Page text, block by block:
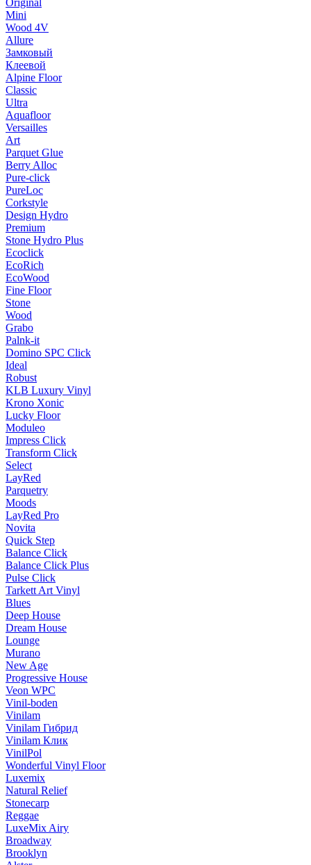
Original
Mini
Wood 4V
Allure
Замковый
Клеевой
Alpine Floor
Classic
Ultra
Aquafloor
Versailles
Art
Parquet Glue
Berry Alloc
Pure-click
PureLoc
Corkstyle
Design Hydro
Premium
Stone Hydro Plus
Ecoclick
EcoRich
EcoWood
Fine Floor
Stone
Wood
Grabo
Palnk-it
Domino SPC Click
Ideal
Robust
KLB Luxury Vinyl
Krono Xonic
Lucky Floor
Moduleo
Impress Click
Transform Click
Select
LayRed
Parquetry
Moods
LayRed Pro
Novita
Quick Step
Balance Click
Balance Click Plus
Pulse Click
Tarkett Art Vinyl
Blues
Deep House
Dream House
Lounge
Murano
New Age
Progressive House
Veon WPC
Vinil-boden
Vinilam
Vinilam Гибрид
Vinilam Клик
VinilPol
Wonderful Vinyl Floor
Luxemix
Natural Relief
Stonecarp
Reggae
LuxeMix Airy
Broadway
Brooklyn